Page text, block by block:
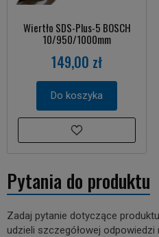
Wiertło SDS-Plus-5 BOSCH
10/950/1000mm
149,00 zł
Do koszyka
Pytania do produktu
Zadaj pytanie dotyczące
udzieli szczegółowej odpowiedzi